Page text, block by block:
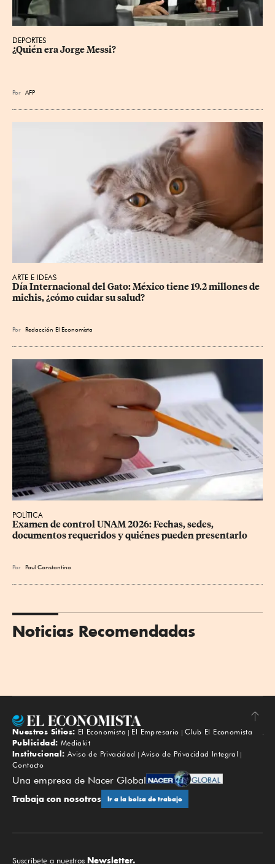
DEPORTES
¿Quién era Jorge Messi?
Por AFP
ARTE E IDEAS
Día Internacional del Gato: México tiene 19.2 millones de
michis, ¿cómo cuidar su salud?
Por Redacción El Economista
POLÍTICA
Examen de control UNAM 2026: Fechas, sedes,
documentos requeridos y quiénes pueden presentarlo
Por Paul Constantino
Noticias Recomendadas
Subir
Nuestros Sitios: El Economista El Empresario
Club El Economista
Publicidad: Mediakit
Institucional: Aviso de Privacidad
Aviso de Privacidad Integral
Contacto
Una empresa de Nacer Global
Trabaja con nosotros Ir a la bolsa de trabajo
Suscríbete a nuestros Newsletter.